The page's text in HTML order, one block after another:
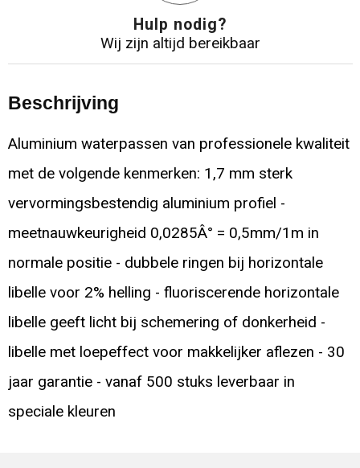
Hulp nodig?
Wij zijn altijd bereikbaar
Beschrijving
Aluminium waterpassen van professionele kwaliteit
met de volgende kenmerken: 1,7 mm sterk
vervormingsbestendig aluminium profiel -
meetnauwkeurigheid 0,0285Â° = 0,5mm/1m in
normale positie - dubbele ringen bij horizontale
libelle voor 2% helling - fluoriscerende horizontale
libelle geeft licht bij schemering of donkerheid -
libelle met loepeffect voor makkelijker aflezen - 30
jaar garantie - vanaf 500 stuks leverbaar in
speciale kleuren